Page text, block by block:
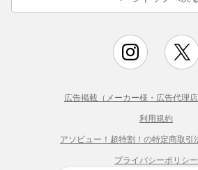
広告掲載（メーカー様・広告代理
利用規約
アソビュー！超特割！の特定商取引
プライバシーポリシー